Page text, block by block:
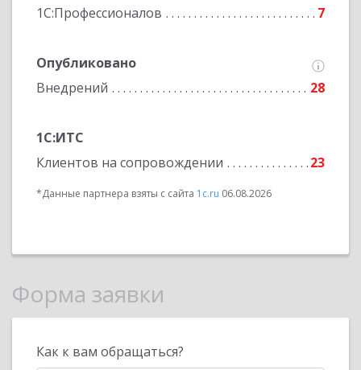
1С:Профессионалов
7
Опубликовано
Внедрений
28
1С:ИТС
Клиентов на сопровождении
23
*Данные партнера взяты с сайта 1c.ru 06.08.2026
Форма заявки
Как к вам обращаться?